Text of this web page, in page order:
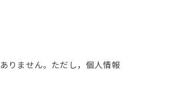
りません。ただし，個人情報